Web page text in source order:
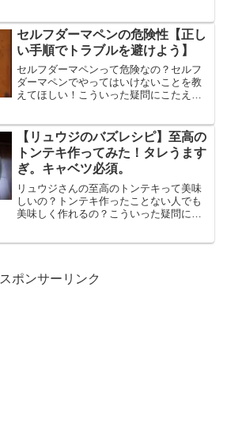
で食べたことない鳥に柔らかさで衝撃の
美味しさ！ダイエットにもおすすめ！
セルフダーマペンの危険性【正し
い手順でトラブルを避けよう】
セルフダーマペンって危険なの？セルフ
ダーマペンでやってはいけないことを教
えてほしい！こういった疑問にこたえま
ブルを引き起こす可能性があります。セ
ルフダーマペンをやっている僕が危険性
について紹介します。
【リュウジのバズレシピ】至高の
トンテキ作ってみた！タレうます
ぎ。キャベツ必須。
リュウジさんの至高のトンテキって美味
しいの？トンテキ作ったことない人でも
美味しく作れるの？こういった疑問にこ
スポンサーリンク